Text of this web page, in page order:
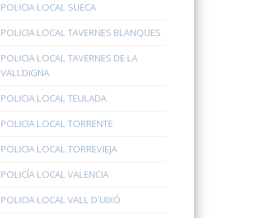
POLICIA LOCAL SUECA
POLICIA LOCAL TAVERNES BLANQUES
POLICIA LOCAL TAVERNES DE LA
VALLDIGNA
POLICIA LOCAL TEULADA
POLICIA LOCAL TORRENTE
POLICIA LOCAL TORREVIEJA
POLICÍA LOCAL VALENCIA
POLICIA LOCAL VALL D´UIXÓ